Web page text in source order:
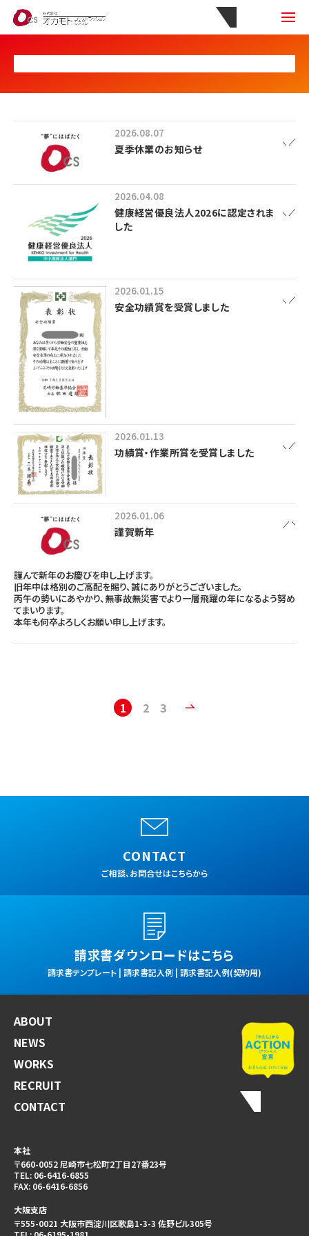
2026.08.07
夏季休業のお知らせ
2026.04.08
健康経営優良法人2026に認定されま
した
2026.01.15
安全功績賞を受賞しました
2026.01.13
功績賞・作業所賞を受賞しました
2026.01.06
謹賀新年
謹んで新年のお慶びを申し上げます。
旧年中は格別のご高配を賜り、誠にありがとうございました。
丙午の勢いにあやかり、無事故無災害でより一層飛躍の年になるよう努め
てまいります。
本年も何卒よろしくお願い申し上げます。
1 2 3
CONTACT
ご相談、お問合せはこちらから
請求書ダウンロードはこちら
請求書テンプレート | 請求書記入例 | 請求書記入例(契約用)
本社
〒660-0052 尼崎市七松町2丁目27番23号
TEL: 06-6416-6855
FAX: 06-6416-6856
大阪支店
〒555-0021 大阪市西淀川区歌島1-3-3 佐野ビル305号
ABOUT
NEWS
WORKS
RECRUIT
CONTACT